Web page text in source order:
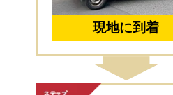
現地に到着